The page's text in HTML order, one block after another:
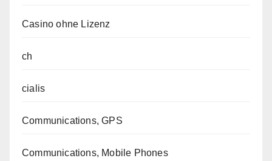
Casino ohne Lizenz
ch
cialis
Communications, GPS
Communications, Mobile Phones